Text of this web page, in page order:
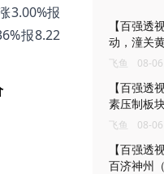
3.00%报
报8.22
【百强透
动，潼关
飞鱼 08-
【百强透
素压制板
飞鱼 08-
【百强透
百济神州